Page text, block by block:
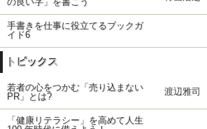
の良い字」を書こう
手書きを仕事に役立てるブックガ
イド6
トピックス
若者の心をつかむ「売り込まない
PR」とは?
渡辺雅司
「健康リテラシー」を高めて人生